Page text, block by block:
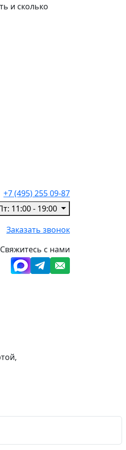
и сколько
+7 (495) 255 09-87
11:00 - 19:00
Заказать звонок
Свяжитесь с нами